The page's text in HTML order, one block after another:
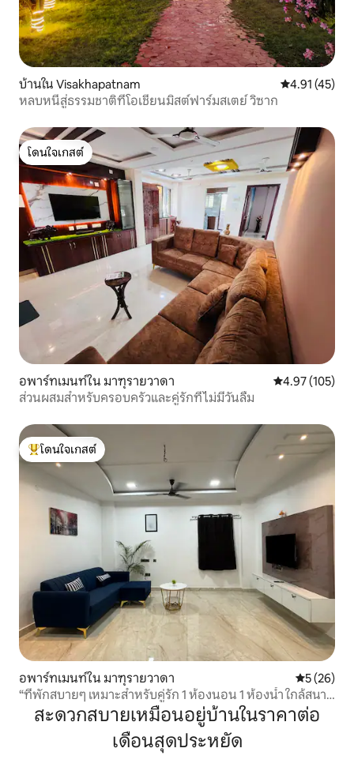
บ้านใน Visakhapatnam คะแนนเฉลี่ย
4.91 (45)
หลบหนีสู่ธรรมชาติที่โอเชี่ยนมิสต์ฟาร์มสเตย์ วิซาก
โดนใจเกสต์
โดนใจเกสต์
อพาร์ทเมนท์ใน มาฑุรายวาดา คะแนนเฉลี่ย
4.97 (105)
ส่วนผสมสำหรับครอบครัวและคู่รักที่ไม่มีวันลืม
โดนใจเกสต์ที่สุด
โดนใจเกสต์
อพาร์ทเมนท์ใน มาฑุรายวาดา คะแนนเฉลี่
5 (26)
“ที่พักสบายๆ เหมาะสำหรับคู่รัก 1 ห้องนอน 1 ห้องน้ำ ใกล้สนาม
คริกเกต”
สะดวกสบายเหมือนอยู่บ้านในราคาต่อ
เดือนสุดประหยัด